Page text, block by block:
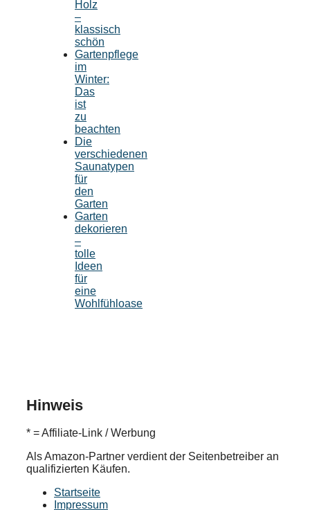
Holz
–
klassisch
schön
Gartenpflege
im
Winter:
Das
ist
zu
beachten
Die
verschiedenen
Saunatypen
für
den
Garten
Garten
dekorieren
–
tolle
Ideen
für
eine
Wohlfühloase
Hinweis
* = Affiliate-Link / Werbung
Als Amazon-Partner verdient der Seitenbetreiber an
qualifizierten Käufen.
Startseite
Impressum